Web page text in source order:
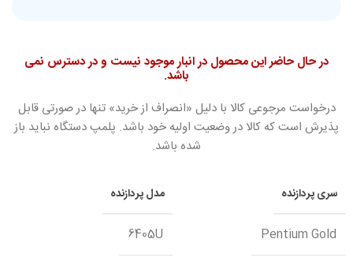
در حال حاضر این محصول در انبار موجود نیست و در دسترس نمی
باشد.
درخواست مرجوعی کالا با دلیل «انصراف از خرید» تنها در صورتی قابل
پذیرش است که کالا در وضعیت اولیه خود باشد. پلمپ دستگاه نباید باز
شده باشد.
سری پردازنده
Pentium Gold
مدل پردازنده
6405U